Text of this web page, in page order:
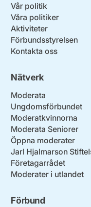
Vår politik
Våra politiker
Aktiviteter
Förbundsstyrelsen
Kontakta oss
Nätverk
Moderata
Ungdomsförbundet
Moderatkvinnorna
Moderata Seniorer
Öppna moderater
Jarl Hjalmarson
Företagarrådet
Moderater i utlandet
Förbund